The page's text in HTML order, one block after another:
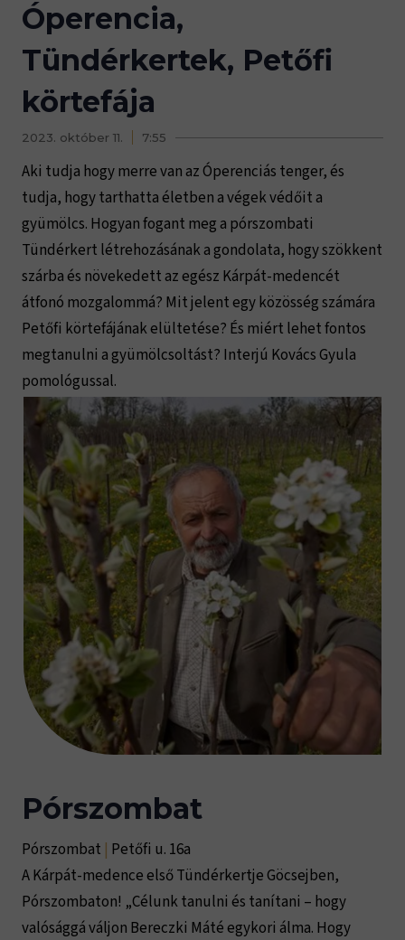
Óperencia,
Tündérkertek, Petőfi
körtefája
2023. október 11. 7:55
Aki tudja hogy merre van az Óperenciás tenger, és
tudja, hogy tarthatta életben a végek védőit a
gyümölcs. Hogyan fogant meg a pórszombati
Tündérkert létrehozásának a gondolata, hogy szökkent
szárba és növekedett az egész Kárpát-medencét
átfonó mozgalommá? Mit jelent egy közösség számára
Petőfi körtefájának elültetése? És miért lehet fontos
megtanulni a gyümölcsoltást? Interjú Kovács Gyula
pomológussal.
Pórszombat
Pórszombat | Petőfi u. 16a
A Kárpát-medence első Tündérkertje Göcsejben,
Pórszombaton! „Célunk tanulni és tanítani – hogy
valósággá váljon Bereczki Máté egykori álma. Hogy